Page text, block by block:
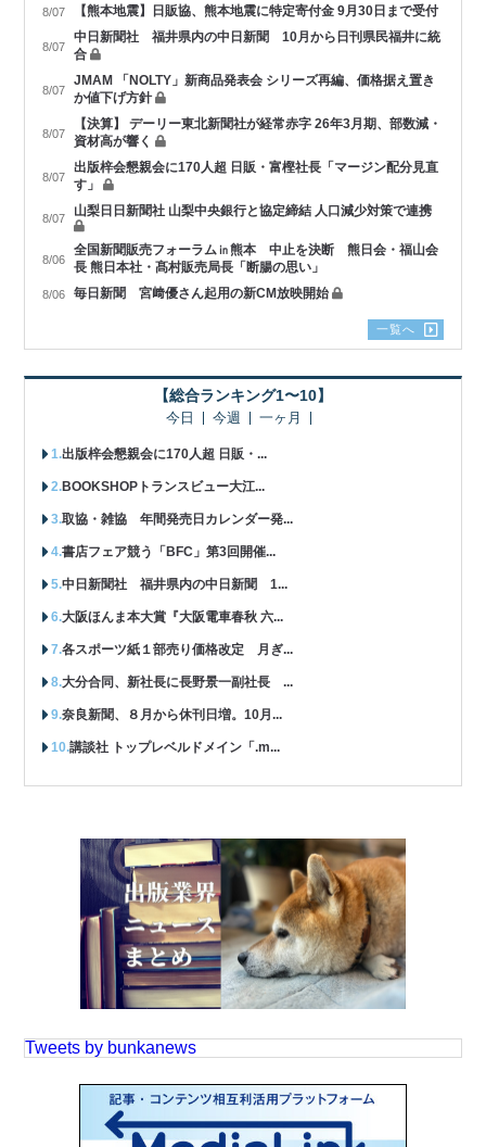
8/07 【熊本地震】日販協、熊本地震に特定寄付金 9月30日まで受付
8/07
中日新聞社 福井県内の中日新聞 10月から日刊県民福井に統
合
8/07
JMAM 「NOLTY」新商品発表会 シリーズ再編、価格据え置き
か値下げ方針
8/07
【決算】 デーリー東北新聞社が経常赤字 26年3月期、部数減・
資材高が響く
8/07
出版梓会懇親会に170人超 日販・富樫社長「マージン配分見直
す」
8/07 山梨日日新聞社 山梨中央銀行と協定締結 人口減少対策で連携
8/06
全国新聞販売フォーラム㏌熊本 中止を決断 熊日会・福山会
長 熊日本社・髙村販売局長「断腸の思い」
8/06 毎日新聞 宮﨑優さん起用の新CM放映開始
一覧へ
【総合ランキング1〜10】
今日 今週 一ヶ月
出版梓会懇親会に170人超 日販・...
BOOKSHOPトランスビュー大江...
取協・雑協 年間発売日カレンダー発...
書店フェア競う「BFC」第3回開催...
中日新聞社 福井県内の中日新聞 1...
大阪ほんま本大賞『大阪電車春秋 六...
各スポーツ紙１部売り価格改定 月ぎ...
大分合同、新社長に長野景一副社長 ...
奈良新聞、８月から休刊日増。10月...
講談社 トップレベルドメイン「.m...
Tweets by bunkanews